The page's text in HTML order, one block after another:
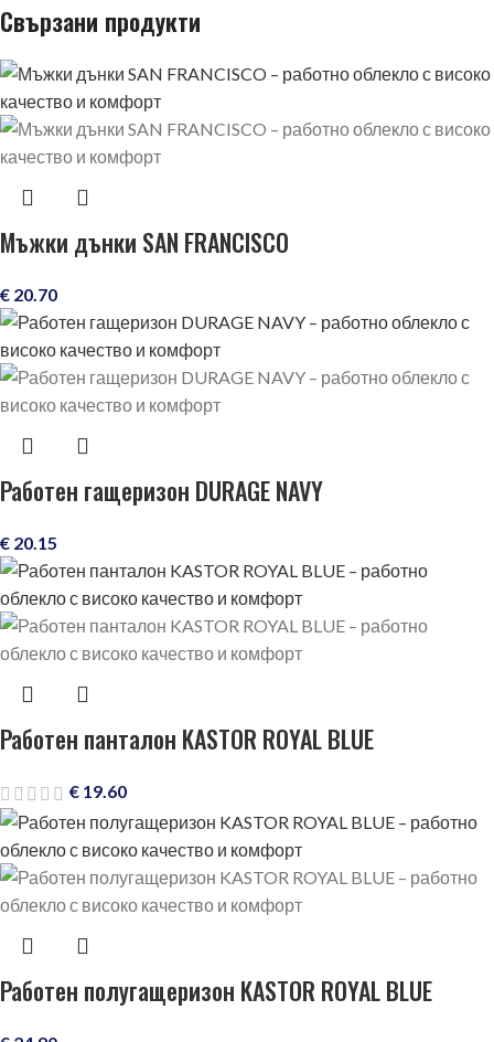
Свързани продукти
Мъжки дънки SAN FRANCISCO
€ 20.70
Работен гащеризон DURAGE NAVY
€ 20.15
Работен панталон KASTOR ROYAL BLUE
€ 19.60
Работен полугащеризон KASTOR ROYAL BLUE